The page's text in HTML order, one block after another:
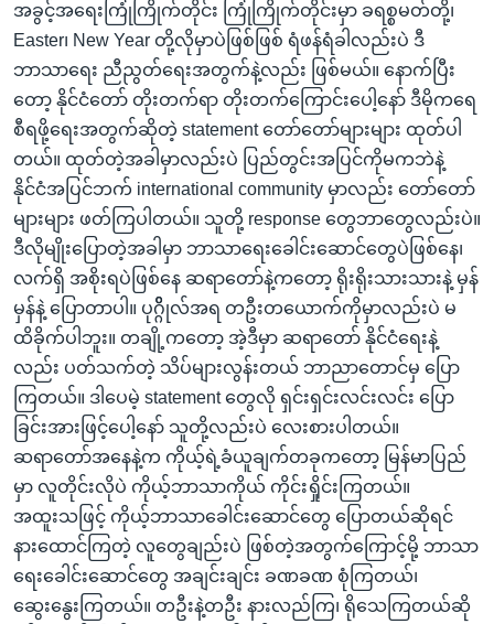
အခွင့်အရေးကြုံကြိုက်တိုင်း ကြုံကြိုက်တိုင်းမှာ ခရစ္စမတ်တို့၊
Easter၊ New Year တို့လိုမှာပဲဖြစ်ဖြစ် ရံဖန်ရံခါလည်းပဲ ဒီ
ဘာသာရေး ညီညွတ်ရေးအတွက်နဲ့လည်း ဖြစ်မယ်။ နောက်ပြီး
တော့ နိုင်ငံတော် တိုးတက်ရာ တိုးတက်ကြောင်းပေါ့နော် ဒီမိုကရေ
စီရဖို့ရေးအတွက်ဆိုတဲ့ statement တော်တော်များများ ထုတ်ပါ
တယ်။ ထုတ်တဲ့အခါမှာလည်းပဲ ပြည်တွင်းအပြင်ကိုမကဘဲနဲ့
နိုင်ငံအပြင်ဘက် international community မှာလည်း တော်တော်
များများ ဖတ်ကြပါတယ်။ သူတို့ response တွေဘာတွေလည်းပဲ။
ဒီလိုမျိုးပြောတဲ့အခါမှာ ဘာသာရေးခေါင်းဆောင်တွေပဲဖြစ်နေ၊
လက်ရှိ အစိုးရပဲဖြစ်နေ ဆရာတော်နဲ့ကတော့ ရိုးရိုးသားသားနဲ့ မှန်
မှန်နဲ့ ပြောတာပါ။ ပုဂ္ဂိိုလ်အရ တဦးတယောက်ကိုမှာလည်းပဲ မ
ထိခိုက်ပါဘူး။ တချို့ကတော့ အဲ့ဒီမှာ ဆရာတော် နိုင်ငံရေးနဲ့
လည်း ပတ်သက်တဲ့ သိပ်များလွန်းတယ် ဘာညာတောင်မှ ပြော
ကြတယ်။ ဒါပေမဲ့ statement တွေလို ရှင်းရှင်းလင်းလင်း ပြော
ခြင်းအားဖြင့်ပေါ့နော် သူတို့လည်းပဲ လေးစားပါတယ်။
ဆရာတော်အနေနဲ့က ကိုယ့်ရဲ့ခံယူချက်တခုကတော့ မြန်မာပြည်
မှာ လူတိုင်းလိုပဲ ကိုယ့်ဘာသာကိုယ် ကိုင်းရှိုင်းကြတယ်။
အထူးသဖြင့် ကိုယ့်ဘာသာခေါင်းဆောင်တွေ ပြောတယ်ဆိုရင်
နားထောင်ကြတဲ့ လူတွေချည်းပဲ ဖြစ်တဲ့အတွက်ကြောင့်မို့ ဘာသာ
ရေးခေါင်းဆောင်တွေ အချင်းချင်း ခဏခဏ စုံကြတယ်၊
ဆွေးနွေးကြတယ်။ တဦးနဲ့တဦး နားလည်ကြ၊ ရိုသေကြတယ်ဆို